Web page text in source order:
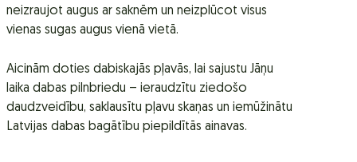
neizraujot augus ar saknēm un neizplūcot visus
vienas sugas augus vienā vietā.
Aicinām doties dabiskajās pļavās, lai sajustu Jāņu
laika dabas pilnbriedu – ieraudzītu ziedošo
daudzveidību, saklausītu pļavu skaņas un iemūžinātu
Latvijas dabas bagātību piepildītās ainavas.